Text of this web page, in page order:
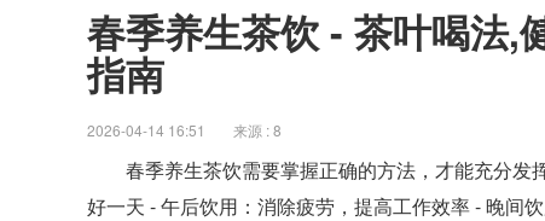
春季养生茶饮 - 茶叶喝法,
指南
2026-04-14 16:51 来源 : 8
春季养生茶饮需要掌握正确的方法，才能充分发
好一天 - 午后饮用：消除疲劳，提高工作效率 - 晚间